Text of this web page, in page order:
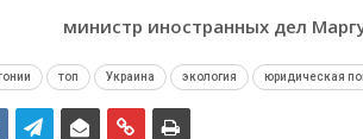
министр иностранных дел
топ Украина экология юридическая